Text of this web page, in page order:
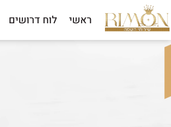
ראשי לוח דרושים